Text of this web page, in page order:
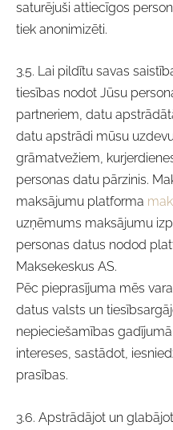
saturējuši attiecīgos
tiek anonimizēti.
3.5. Lai pildītu savas
tiesības nodot Jūsu
partneriem, datu
datu apstrādi mūsu
grāmatvežiem,
personas datu pārzinis.
maksājumu platforma
uzņēmums maksājumu
personas datus nodod
Maksekeskus AS.
Pēc pieprasījuma mēs
datus valsts un
nepieciešamības
intereses, sastādot,
prasības.
3.6. Apstrādājot un